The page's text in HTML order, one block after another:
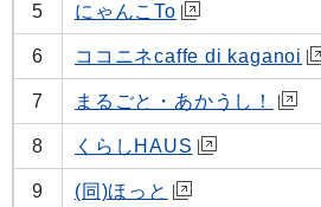
5 にゃんこTo
6 ココニネcaffe di kaganoi
7 まるごと・あかうし！
8 くらしHAUS
9 (同)ほっと